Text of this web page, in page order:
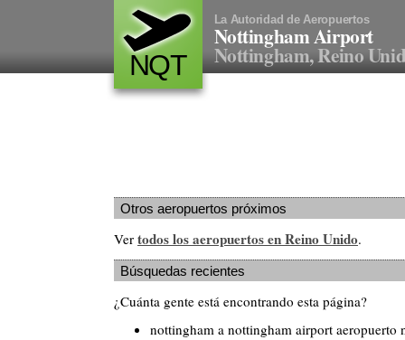
NQT
La Autoridad de Aeropuertos
Nottingham Airport
Nottingham, Reino
Otros aeropuertos próximos
Ver todos los aeropuertos en Reino Unido.
Búsquedas recientes
¿Cuánta gente está encontrando esta página?
nottingham a nottingham airport aeropuerto